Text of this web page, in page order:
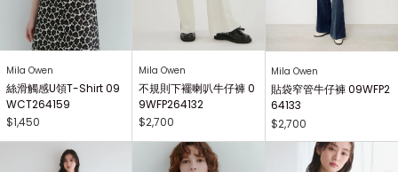
Mila Owen
絲滑觸感U領T-Shirt 09
WCT264159
$1,450
Mila Owen
不規則下襬喇叭牛仔褲 0
9WFP264132
$2,700
Mila Owen
貼袋窄管牛仔褲 09WFP2
64133
$2,700